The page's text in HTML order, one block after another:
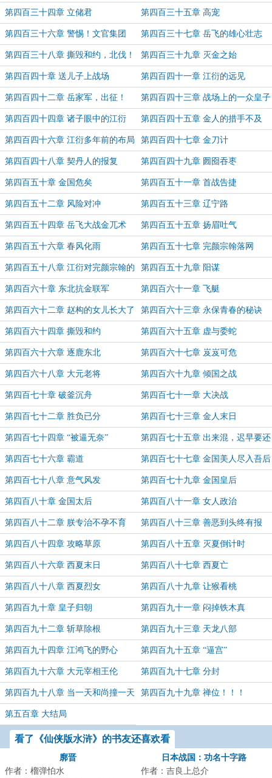
第四百三十四章 立储君 第四百三十五章 高宠
第四百三十六章 警惕！文官集团 第四百三十七章 岳飞的雄心壮志
第四百三十八章 撕毁和约，北伐！ 第四百三十九章 灭金之始
第四百四十章 送儿子上战场 第四百四十一章 江衍的远见
第四百四十二章 岳家军，出征！ 第四百四十三章 战场上的一众皇子
第四百四十四章 诸子眼中的江衍 第四百四十五章 金人的措手不及
第四百四十六章 江衍多年前的布局 第四百四十七章 金刀计
第四百四十八章 契丹人的报复 第四百四十九章 囫囵吞枣
第四百五十章 金国危矣 第四百五十一章 首战告捷
第四百五十二章 风险对冲 第四百五十三章 辽宁路
第四百五十四章 岳飞大战金兀术 第四百五十五章 扬眉吐气
第四百五十六章 春风化雨 第四百五十七章 完颜宗翰落网
第四百五十八章 江衍对完颜宗翰的
报复
第四百五十九章 阳谋
第四百六十章 东北抗金联军 第四百六十一章 飞艇
第四百六十二章 赵构的女儿长大了 第四百六十三章 永保青春的秘诀
第四百六十四章 撕毁和约 第四百六十五章 虚与委蛇
第四百六十六章 逐鹿东北 第四百六十七章 岌岌可危
第四百六十八章 大元老将 第四百六十九章 倾国之战
第四百七十章 破釜沉舟 第四百七十一章 大决战
第四百七十二章 胜负已分 第四百七十三章 金人末日
第四百七十四章 “被逼无奈” 第四百七十五章 出来混，迟早要还
的
第四百七十六章 霸道 第四百七十七章 金国美人尽入吾后
宫中
第四百七十八章 意气风发 第四百七十九章 金国皇后
第四百八十章 金国太后 第四百八十一章 女人政治
第四百八十二章 朕专治不孕不育 第四百八十三章 善恶到头终有报
第四百八十四章 攻略草原 第四百八十五章 灭夏倒计时
第四百八十六章 西夏末日 第四百八十七章 西夏亡
第四百八十八章 西夏烈女 第四百八十九章 让猴看桃
第四百九十章 皇子归朝 第四百九十一章 闷掉铁木真
第四百九十二章 斩草除根 第四百九十三章 天龙八部
第四百九十四章 江鸿飞的野心 第四百九十五章 “逼宫”
第四百九十六章 大元宰相王伦 第四百九十七章 分封
第四百九十八章 当一天和尚撞一天
钟
第四百九十九章 禅位！！！
第五百章 大结局
看了《仙侠版水浒》的书友还喜欢看
廓晋
作者：榴弹怕水
日本战国：功名十字路
作者：吉良上总介